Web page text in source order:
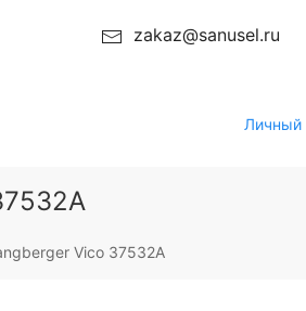
zakaz@sanusel.ru
Личный
Vico 37532A